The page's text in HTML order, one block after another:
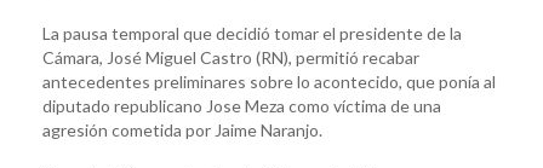
La pausa temporal que decidió tomar el presidente de la
Cámara, José Miguel Castro (RN), permitió recabar
antecedentes preliminares sobre lo acontecido, que ponía al
diputado republicano Jose Meza como víctima de una
agresión cometida por Jaime Naranjo.